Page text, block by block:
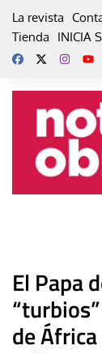
La revista
Tienda
INICIA
El Papa
de